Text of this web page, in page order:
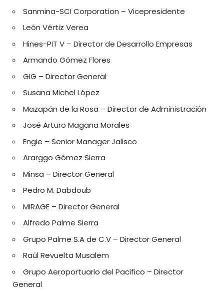
Sanmina-SCI Corporation – Vicepresidente
León Vértiz Verea
Hines-PIT V – Director de Desarrollo Empresas
Armando Gómez Flores
GIG – Director General
Susana Michel López
Mazapán de la Rosa – Director de Administración
José Arturo Magaña Morales
Engie – Senior Manager Jalisco
Ararggo Gómez Sierra
Minsa – Director General
Pedro M. Dabdoub
MIRAGE – Director General
Alfredo Palme Sierra
Grupo Palme S.A de C.V – Director General
Raúl Revuelta Musalem
Grupo Aeroportuario del Pacifico – Director
General